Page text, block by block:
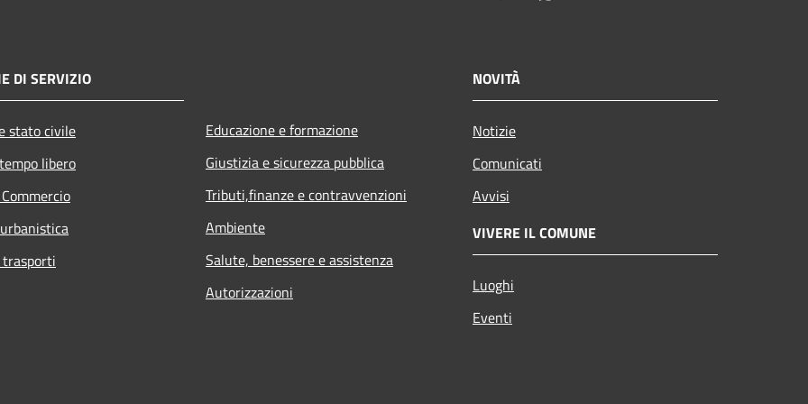
DI SERVIZIO
stato civile
libero
Educazione e formazione
Giustizia e sicurezza pubblica
Tributi,finanze e contravvenzioni
Ambiente
Salute, benessere e assistenza
Autorizzazioni
NOVITÀ
Notizie
Comunicati
Avvisi
VIVERE IL COMUNE
Luoghi
Eventi